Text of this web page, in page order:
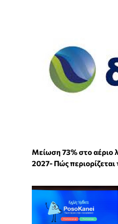
Μείωση 73% στο αέριο
2027- Πώς